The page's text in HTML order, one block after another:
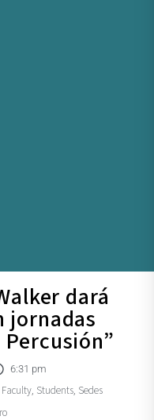
dará
jornadas
6:31 pm
Faculty, Students, Sedes